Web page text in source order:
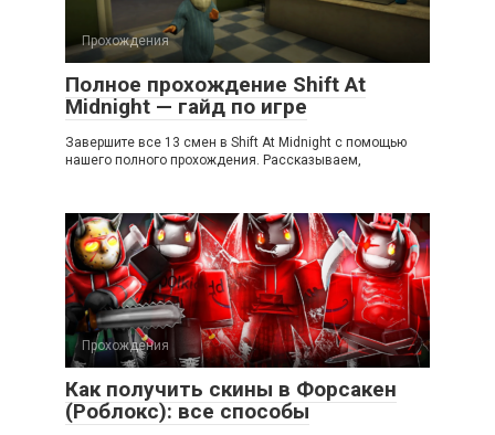
Прохождения
Полное прохождение Shift At
Midnight — гайд по игре
Завершите все 13 смен в Shift At Midnight с помощью
нашего полного прохождения. Рассказываем,
Прохождения
Как получить скины в Форсакен
(Роблокс): все способы